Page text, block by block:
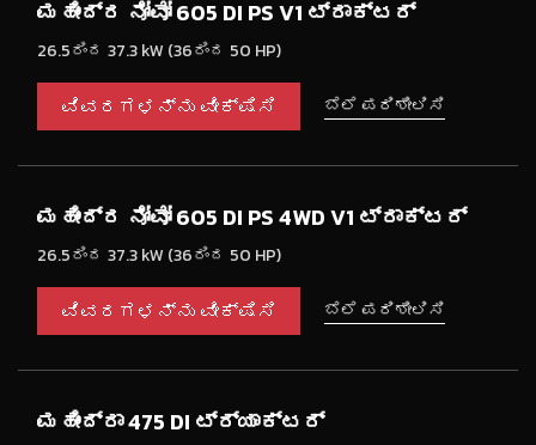
ಮಹೀಂದ್ರ ನೋವೋ 605 DI PS V1 ಟ್ರಾಕ್ಟರ್
26.5ರಿಂದ 37.3 kW (36ರಿಂದ 50 HP)
ವಿವರಗಳನ್ನು ವೀಕ್ಷಿಸಿ ಬೆಲೆ ಪರಿಶೀಲಿಸಿ
ಮಹೀಂದ್ರ ನೋವೋ 605 DI PS 4WD V1 ಟ್ರಾಕ್ಟರ್
26.5ರಿಂದ 37.3 kW (36ರಿಂದ 50 HP)
ವಿವರಗಳನ್ನು ವೀಕ್ಷಿಸಿ ಬೆಲೆ ಪರಿಶೀಲಿಸಿ
ಮಹೀಂದ್ರಾ 475 DI ಟ್ರ್ಯಾಕ್ಟರ್